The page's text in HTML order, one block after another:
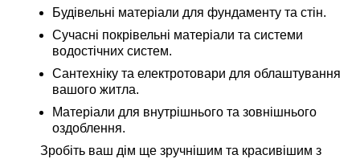
Будівельні матеріали для фундаменту та стін.
Сучасні покрівельні матеріали та системи
водостічних систем.
Сантехніку та електротовари для облаштування
вашого житла.
Матеріали для внутрішнього та зовнішнього
оздоблення.
Зробіть ваш дім ще зручнішим та красивішим з